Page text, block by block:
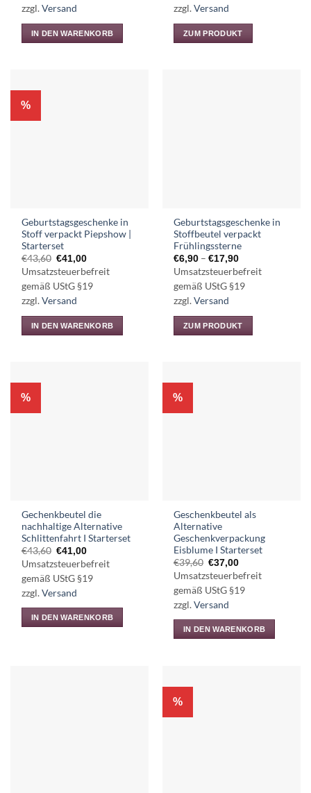
zzgl.Versand
IN DEN WARENKORB
zzgl.Versand
ZUM PRODUKT
gewählt
werden
%
Geburtstagsgeschenke in
Stoff verpackt Piepshow |
Starterset
€43,60 Ursprünglicher
Preis
war:
€43,60
€41,00Aktueller
Preis
ist:
€41,00.
Umsatzsteuerbefreit
gemäß UStG §19
zzgl.Versand
IN DEN WARENKORB
Geburtstagsgeschenke in
Stoffbeutel verpackt
Frühlingssterne
€6,90 –€17,90Preisspanne:
€6,90
bis
€17,90
Umsatzsteuerbefreit
gemäß UStG §19
zzgl.Versand
ZUM PRODUKT
mehrere
Varianten
auf.
gewählt
werden
%
Gechenkbeutel die
nachhaltige Alternative
Schlittenfahrt I Starterset
€43,60 Ursprünglicher
Preis
war:
€43,60
€41,00Aktueller
Preis
ist:
€41,00.
Umsatzsteuerbefreit
gemäß UStG §19
zzgl.Versand
IN DEN WARENKORB
%
Geschenkbeutel als
Alternative
Geschenkverpackung
Eisblume I Starterset
€39,60 Ursprünglicher
Preis
war:
€39,60
€37,00Aktueller
Preis
ist:
€37,00.
Umsatzsteuerbefreit
gemäß UStG §19
zzgl.Versand
IN DEN WARENKORB
%